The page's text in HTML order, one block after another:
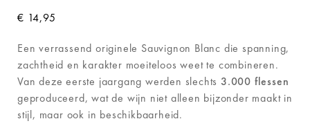
€ 14,95
Een verrassend originele Sauvignon Blanc die spanning,
zachtheid en karakter moeiteloos weet te combineren.
Van deze eerste jaargang werden slechts 3.000 flessen
geproduceerd, wat de wijn niet alleen bijzonder maakt in
stijl, maar ook in beschikbaarheid.